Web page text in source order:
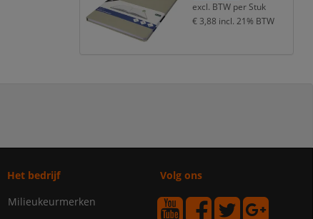
excl. BTW per Stuk
€ 3,88 incl. 21% BTW
Het bedrijf
Milieukeurmerken
Volg ons